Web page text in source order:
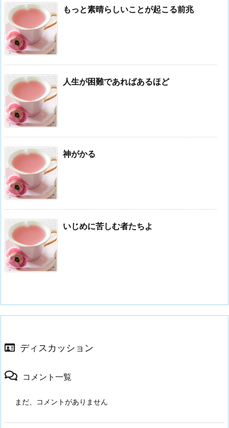
もっと素晴らしいことが起こる前兆
人生が困難であればあるほど
神がかる
いじめに苦しむ者たちよ
ディスカッション
コメント一覧
まだ、コメントがありません